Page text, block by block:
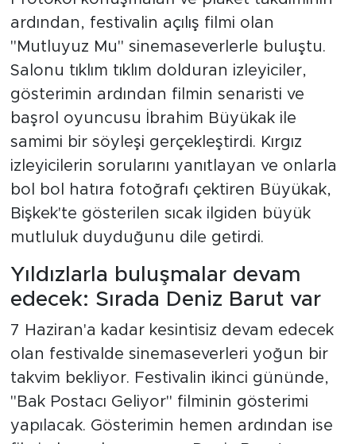
ardından, festivalin açılış filmi olan
"Mutluyuz Mu" sinemaseverlerle buluştu.
Salonu tıklım tıklım dolduran izleyiciler,
gösterimin ardından filmin senaristi ve
başrol oyuncusu İbrahim Büyükak ile
samimi bir söyleşi gerçekleştirdi. Kırgız
izleyicilerin sorularını yanıtlayan ve onlarla
bol bol hatıra fotoğrafı çektiren Büyükak,
Bişkek'te gösterilen sıcak ilgiden büyük
mutluluk duyduğunu dile getirdi.
Yıldızlarla buluşmalar devam
edecek: Sırada Deniz Barut var
7 Haziran'a kadar kesintisiz devam edecek
olan festivalde sinemaseverleri yoğun bir
takvim bekliyor. Festivalin ikinci gününde,
"Bak Postacı Geliyor" filminin gösterimi
yapılacak. Gösterimin hemen ardından ise